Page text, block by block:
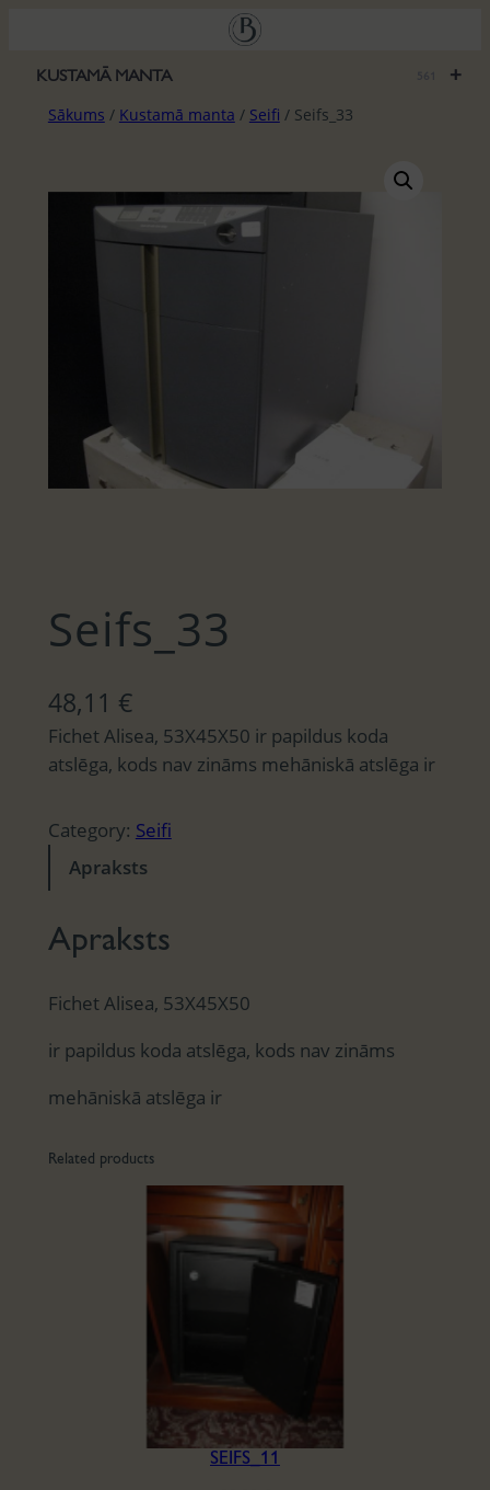
saturu
+
KUSTAMĀ MANTA
Sākums / Kustamā manta / Seifi / Seifs_33
Seifs_33
48,11 €
Fichet Alisea, 53X45X50 ir papildus koda
atslēga, kods nav zināms mehāniskā atslēga ir
Category: Seifi
Apraksts
Apraksts
Fichet Alisea, 53X45X50
ir papildus koda atslēga, kods nav zināms
mehāniskā atslēga ir
Related products
SEIFS_11